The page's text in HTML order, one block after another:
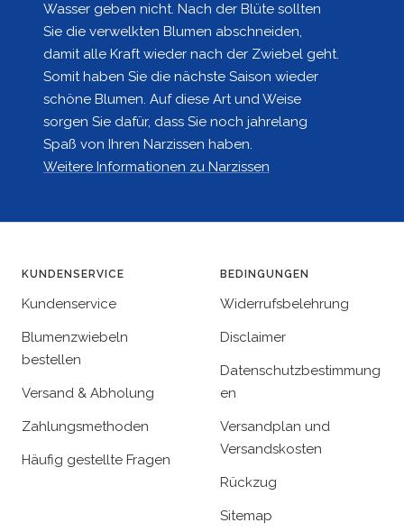
Wasser geben nicht. Nach der Blüte sollten
Sie die verwelkten Blumen abschneiden,
damit alle Kraft wieder nach der Zwiebel geht.
Somit haben Sie die nächste Saison wieder
schöne Blumen. Auf diese Art und Weise
sorgen Sie dafür, dass Sie noch jahrelang
Spaß von Ihren Narzissen haben.
Weitere Informationen zu Narzissen
KUNDENSERVICE
Kundenservice
Blumenzwiebeln
bestellen
Versand & Abholung
Zahlungsmethoden
Häufig gestellte Fragen
BEDINGUNGEN
Widerrufsbelehrung
Disclaimer
Datenschutzbestimmung
en
Versandplan und
Versandskosten
Rückzug
Sitemap